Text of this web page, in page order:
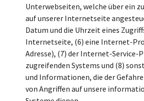
Unterwebseiten, welche über ein
auf unserer Internetseite
Datum und die Uhrzeit eines
Internetseite, (6) eine Internet-
Adresse), (7) der Internet-Service-
zugreifenden Systems und (8)
und Informationen, die der
von Angriffen auf unsere